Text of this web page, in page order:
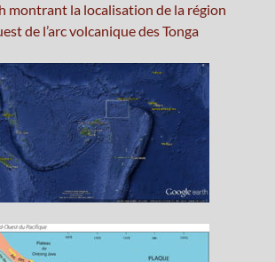
montrant la localisation de la région
de l’arc volcanique des Tonga